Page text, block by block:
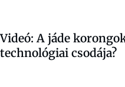
Videó: A jáde
technológiai csodája?